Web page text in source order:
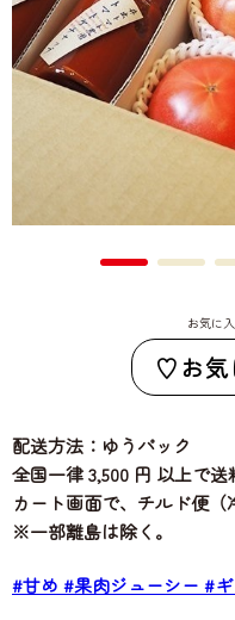
お気に
お
配送方法：ゆうパック
全国一律 3,500 円 以上で送
カート画面で、チルド便（
※一部離島は除く。
#甘め #果肉ジューシー #